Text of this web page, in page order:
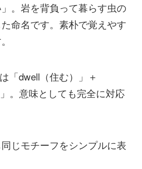
」。岩を背負って暮らす虫の
命名です。素朴で覚えやす
「dwell（住む）」＋
」。意味としても完全に対応
じモチーフをシンプルに表